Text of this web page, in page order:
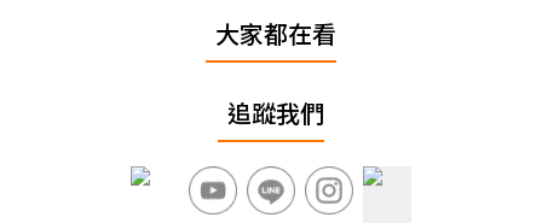
大家都在看
追蹤我們